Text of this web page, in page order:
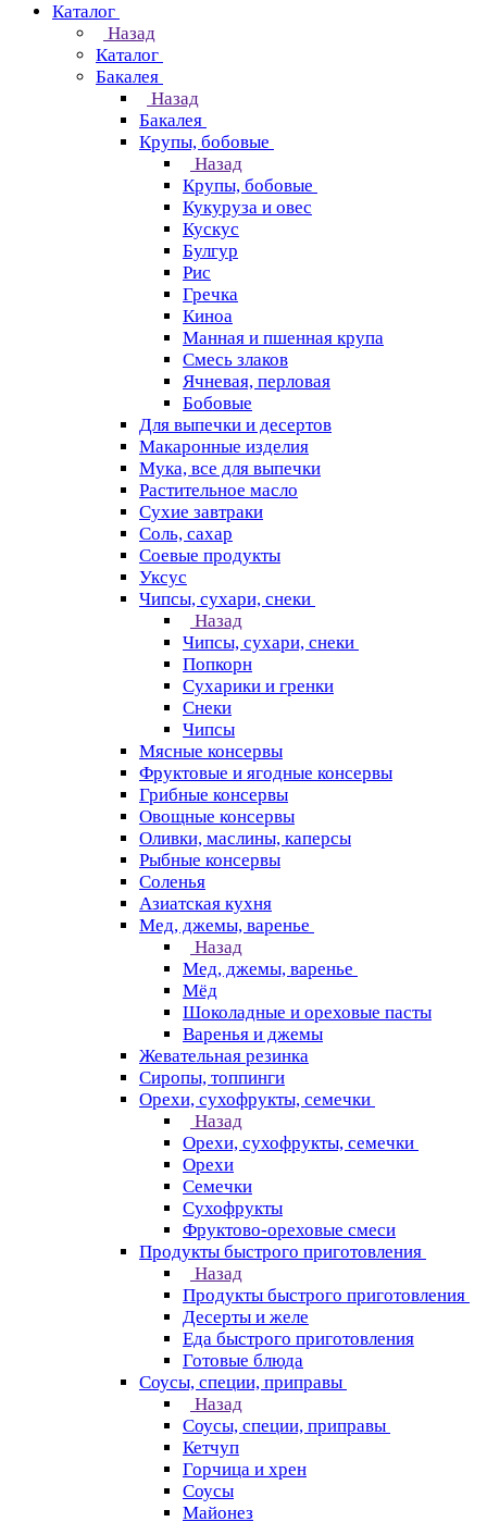
Каталог
Назад
Каталог
Бакалея
Назад
Бакалея
Крупы, бобовые
Назад
Крупы, бобовые
Кукуруза и овес
Кускус
Булгур
Рис
Гречка
Киноа
Манная и пшенная крупа
Смесь злаков
Ячневая, перловая
Бобовые
Для выпечки и десертов
Макаронные изделия
Мука, все для выпечки
Растительное масло
Сухие завтраки
Соль, сахар
Соевые продукты
Уксус
Чипсы, сухари, снеки
Назад
Чипсы, сухари, снеки
Попкорн
Сухарики и гренки
Снеки
Чипсы
Мясные консервы
Фруктовые и ягодные консервы
Грибные консервы
Овощные консервы
Оливки, маслины, каперсы
Рыбные консервы
Соленья
Азиатская кухня
Мед, джемы, варенье
Назад
Мед, джемы, варенье
Мёд
Шоколадные и ореховые пасты
Варенья и джемы
Жевательная резинка
Сиропы, топпинги
Орехи, сухофрукты, семечки
Назад
Орехи, сухофрукты, семечки
Орехи
Семечки
Сухофрукты
Фруктово-ореховые смеси
Продукты быстрого приготовления
Назад
Продукты быстрого приготовления
Десерты и желе
Еда быстрого приготовления
Готовые блюда
Соусы, специи, приправы
Назад
Соусы, специи, приправы
Кетчуп
Горчица и хрен
Соусы
Майонез